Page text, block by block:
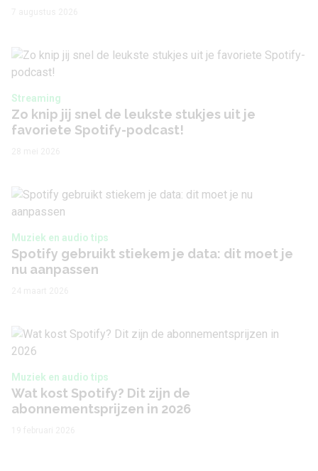
Streaming
Zo knip jij snel de leukste stukjes uit je
favoriete Spotify-podcast!
Muziek en audio tips
Spotify gebruikt stiekem je data: dit moet je
nu aanpassen
Muziek en audio tips
Wat kost Spotify? Dit zijn de
abonnementsprijzen in 2026